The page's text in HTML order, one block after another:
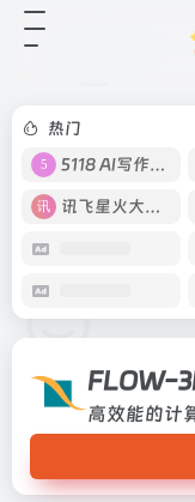
热门
5118 AI写作工具
讯飞星火大模型
FLOW-
根据自行定义多种物
各种不同的工程领域